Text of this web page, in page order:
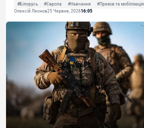
#Білорусь #Європа #Навчання #Призов та мобілізація
Олексій Леонов25 Червня, 202616:05